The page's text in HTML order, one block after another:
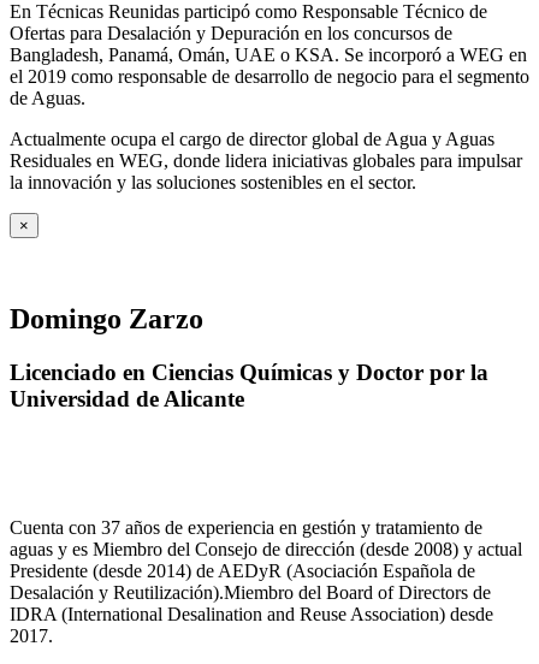
En Técnicas Reunidas participó como Responsable Técnico de
Ofertas para Desalación y Depuración en los concursos de
Bangladesh, Panamá, Omán, UAE o KSA. Se incorporó a WEG en
el 2019 como responsable de desarrollo de negocio para el segmento
de Aguas.
Actualmente ocupa el cargo de director global de Agua y Aguas
Residuales en WEG, donde lidera iniciativas globales para impulsar
la innovación y las soluciones sostenibles en el sector.
×
Domingo Zarzo
Licenciado en Ciencias Químicas y Doctor por la
Universidad de Alicante
Cuenta con 37 años de experiencia en gestión y tratamiento de
aguas y es Miembro del Consejo de dirección (desde 2008) y actual
Presidente (desde 2014) de AEDyR (Asociación Española de
Desalación y Reutilización).Miembro del Board of Directors de
IDRA (International Desalination and Reuse Association) desde
2017.